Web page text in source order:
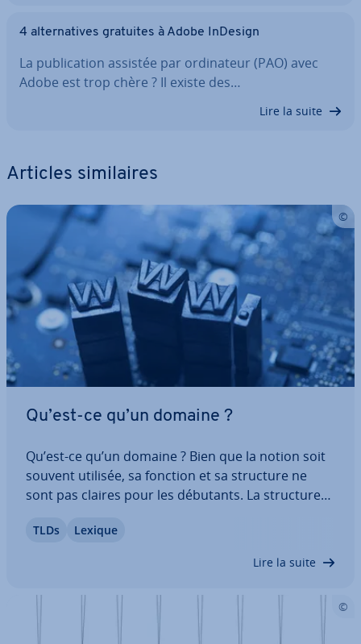
4 al­ter­na­tives gratuites à Adobe InDesign
La pu­bli­ca­tion assistée par or­di­na­teur (PAO) avec
Adobe est trop chère ? Il existe des…
Lire la suite
Articles si­mi­laires
Qu’est-ce qu’un domaine ?
Qu’est-ce qu’un domaine ? Bien que la notion soit
souvent utilisée, sa fonction et sa structure ne
sont pas claires pour les débutants. La structure
nais­sances de base à assimiler pour com­prendre
TLDs Lexique
Lire la suite